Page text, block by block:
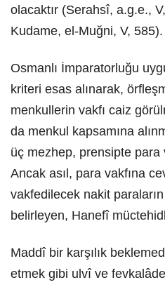
olacaktır (Serahsî, a.g.e.,
Kudame, el-Muğni, V, 585).
Osmanlı İmparatorluğu
kriteri esas alınarak,
menkullerin vakfı caiz
da menkul kapsamına
üç mezhep, prensipte para
Ancak asıl, para vakfına
vakfedilecek nakit
belirleyen, Hanefî
Maddî bir karşılık
etmek gibi ulvî ve